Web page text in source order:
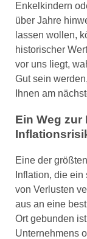
Enkelkindern
über Jahre
lassen wollen,
historischer
vor uns liegt,
Gut sein
Ihnen am
Ein Weg zur
Eine der
Inflation, die
von Verlusten
aus an eine
Ort gebunden
Unternehmens